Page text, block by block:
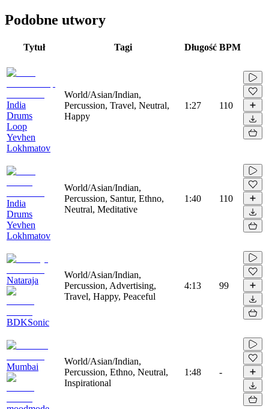
Podobne utwory
Tytuł Tagi Długość BPM
India
Drums
Loop
Yevhen
Lokhmatov
World/Asian/Indian,
Percussion, Travel, Neutral,
Happy
1:27 110
India
Drums
Yevhen
Lokhmatov
World/Asian/Indian,
Percussion, Santur, Ethno,
Neutral, Meditative
1:40 110
Nataraja
BDKSonic
World/Asian/Indian,
Percussion, Advertising,
Travel, Happy, Peaceful
4:13 99
Mumbai
World/Asian/Indian,
Percussion, Ethno, Neutral,
Inspirational
1:48 -